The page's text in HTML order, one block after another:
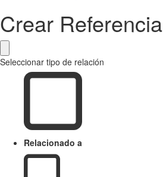
Crear Referencia
Seleccionar tipo de relación
Relacionado a